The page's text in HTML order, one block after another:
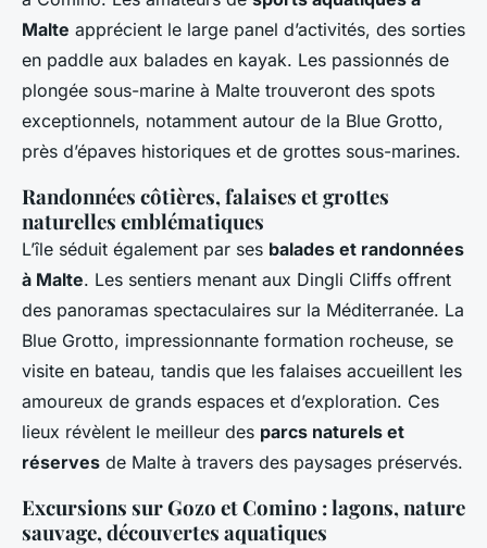
Malte apprécient le large panel d’activités, des sorties
en paddle aux balades en kayak. Les passionnés de
plongée sous-marine à Malte trouveront des spots
exceptionnels, notamment autour de la Blue Grotto,
près d’épaves historiques et de grottes sous-marines.
Randonnées côtières, falaises et grottes
naturelles emblématiques
L’île séduit également par ses balades et randonnées
à Malte. Les sentiers menant aux Dingli Cliffs offrent
des panoramas spectaculaires sur la Méditerranée. La
Blue Grotto, impressionnante formation rocheuse, se
visite en bateau, tandis que les falaises accueillent les
amoureux de grands espaces et d’exploration. Ces
lieux révèlent le meilleur des parcs naturels et
réserves de Malte à travers des paysages préservés.
Excursions sur Gozo et Comino : lagons, nature
sauvage, découvertes aquatiques